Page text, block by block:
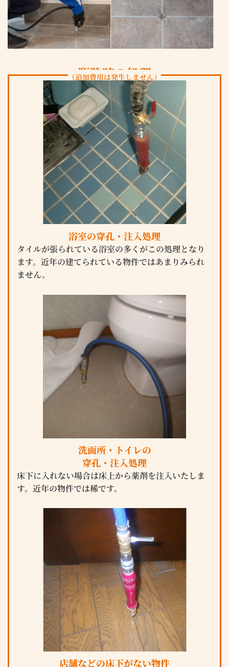
駆除時の処理
（追加費用は発生しません）
浴室の穿孔・注入処理
タイルが張られている浴室の多くがこの処理となり
ます。近年の建てられている物件ではあまりみられ
ません。
洗面所・トイレの
穿孔・注入処理
床下に入れない場合は床上から薬剤を注入いたしま
す。近年の物件では稀です。
店舗などの床下がない物件